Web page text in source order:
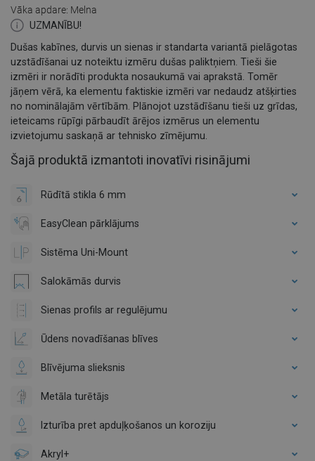
Vāka apdare: Melna
UZMANĪBU!
Dušas kabīnes, durvis un sienas ir standarta variantā pielāgotas
uzstādīšanai uz noteiktu izmēru dušas paliktņiem. Tieši šie
izmēri ir norādīti produkta nosaukumā vai aprakstā. Tomēr
jāņem vērā, ka elementu faktiskie izmēri var nedaudz atšķirties
no nominālajām vērtībām. Plānojot uzstādīšanu tieši uz grīdas,
ieteicams rūpīgi pārbaudīt ārējos izmērus un elementu
izvietojumu saskaņā ar tehnisko zīmējumu.
Šajā produktā izmantoti inovatīvi risinājumi
Rūdītā stikla 6 mm
EasyClean pārklājums
Sistēma Uni-Mount
Salokāmās durvis
Sienas profils ar regulējumu
Ūdens novadīšanas blīves
Blīvējuma slieksnis
Metāla turētājs
Izturība pret apduļķošanos un koroziju
Akryl+